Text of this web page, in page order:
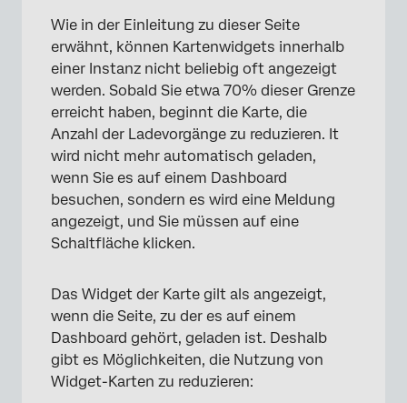
×
Wie in der Einleitung zu dieser Seite
erwähnt, können Kartenwidgets innerhalb
einer Instanz nicht beliebig oft angezeigt
werden. Sobald Sie etwa 70% dieser Grenze
erreicht haben, beginnt die Karte, die
Anzahl der Ladevorgänge zu reduzieren. It
wird nicht mehr automatisch geladen,
wenn Sie es auf einem Dashboard
besuchen, sondern es wird eine Meldung
angezeigt, und Sie müssen auf eine
Schaltfläche klicken.
Das Widget der Karte gilt als angezeigt,
wenn die Seite, zu der es auf einem
Dashboard gehört, geladen ist. Deshalb
gibt es Möglichkeiten, die Nutzung von
Widget-Karten zu reduzieren: